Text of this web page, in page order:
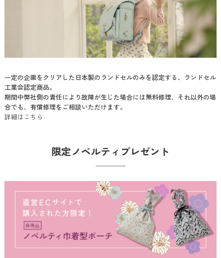
一定の企画をクリアした日本製のランドセルのみを認定する、ランドセル
工業会認定商品。
期間中弊社側の責任により故障が生じた場合には無料修理、それ以外の場
合でも、有償修理をご相談いただけます。
詳細はこちら
限定ノベルティプレゼント